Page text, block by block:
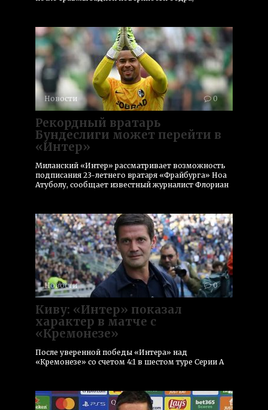
Новости 0
Рекордный вратарь
Бундеслиги может перейти в
«Интер»
Миланский «Интер» рассматривает возможность
подписания 23-летнего вратаря «Фрайбурга» Ноа
Атуболу, сообщает известный журналист Флориан
Новости 0
Киву: «Интер» показал
характер в матче с
«Кремонезе»
После уверенной победы «Интера» над
«Кремонезе» со счетом 4:1 в шестом туре Серии А